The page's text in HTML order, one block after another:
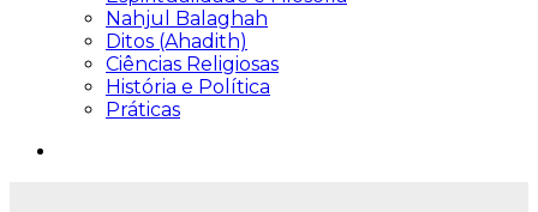
Nahjul Balaghah
Ditos (Ahadith)
Ciências Religiosas
História e Política
Práticas